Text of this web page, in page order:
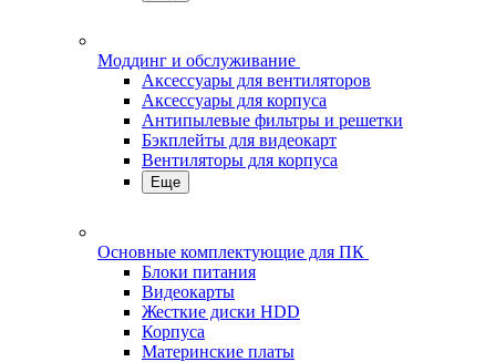
Моддинг и обслуживание
Аксессуары для вентиляторов
Аксессуары для корпуса
Антипылевые фильтры и решетки
Бэкплейты для видеокарт
Вентиляторы для корпуса
Еще
Основные комплектующие для ПК
Блоки питания
Видеокарты
Жесткие диски HDD
Корпуса
Материнские платы